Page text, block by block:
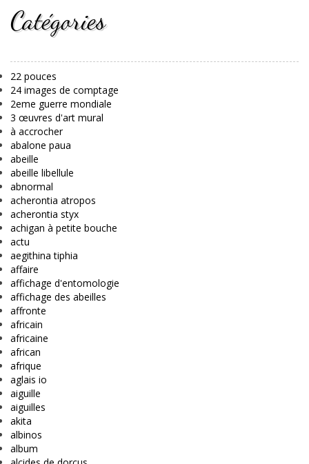
Catégories
22 pouces
24 images de comptage
2eme guerre mondiale
3 œuvres d'art mural
à accrocher
abalone paua
abeille
abeille libellule
abnormal
acherontia atropos
acherontia styx
achigan à petite bouche
actu
aegithina tiphia
affaire
affichage d'entomologie
affichage des abeilles
affronte
africain
africaine
african
afrique
aglais io
aiguille
aiguilles
akita
albinos
album